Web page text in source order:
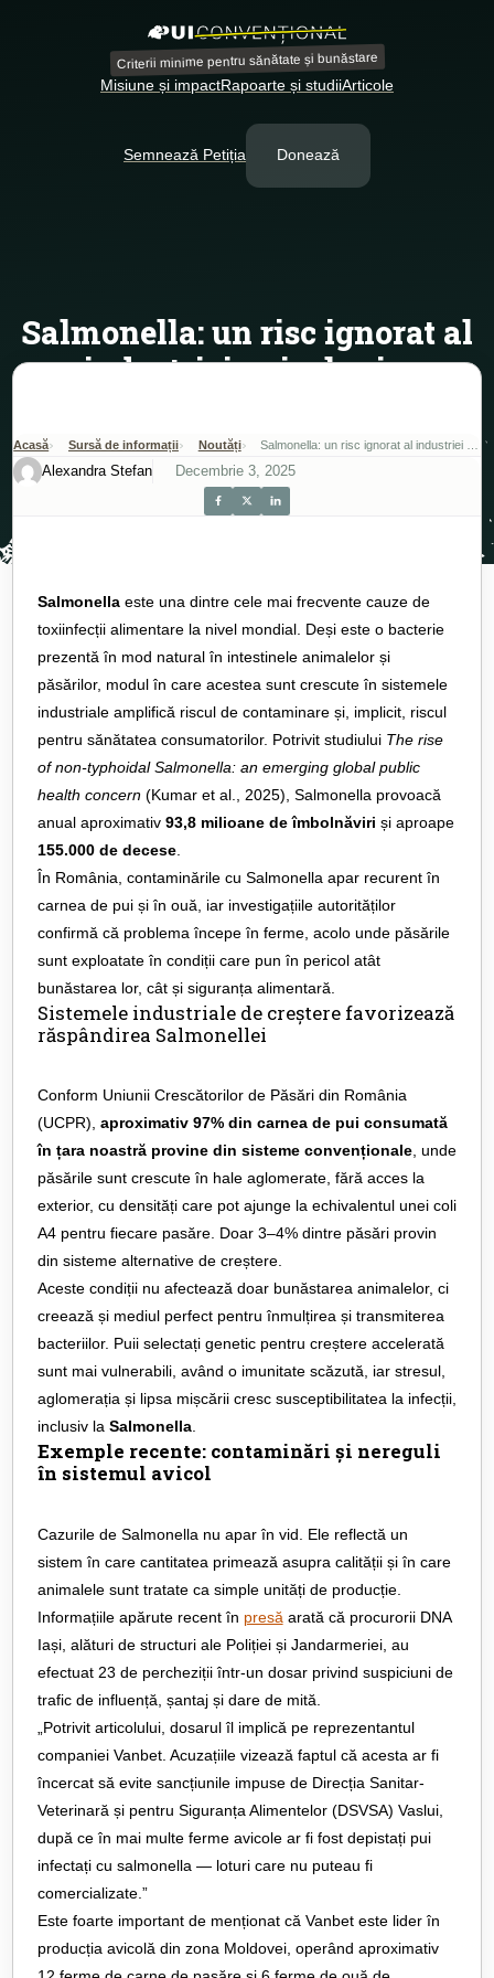
Misiune și impactRapoarte și studiiArticole
Criterii minime pentru sănătate și bunăstare
Semnează Petiția Donează
Salmonella: un risc ignorat al
industriei avicole și o
alimentară
Acasă Sursă de informații Noutăți Salmonella: un risc ignorat al industriei avicole și o problemă reală de siguranță alimentară
Alexandra Stefan Decembrie 3, 2025
Salmonellaeste una dintre cele mai frecvente cauze de
toxiinfecții alimentare la nivel mondial. Deși este o bacterie
prezentă în mod natural în intestinele animalelor și
păsărilor, modul în care acestea sunt crescute în sistemele
industriale amplifică riscul de contaminare și, implicit, riscul
pentru sănătatea consumatorilor. Potrivit studiului The rise
of non-typhoidal Salmonella: an emerging global public
health concern(Kumar et al., 2025), Salmonella provoacă
anual aproximativ 93,8 milioane de îmbolnăviri și aproape
155.000 de decese.
În România, contaminările cu Salmonella apar recurent în
carnea de pui și în ouă, iar investigațiile autorităților
confirmă că problema începe în ferme, acolo unde păsările
sunt exploatate în condiții care pun în pericol atât
bunăstarea lor, cât și siguranța alimentară.
Sistemele industriale de creștere favorizează
răspândirea Salmonellei
Conform Uniunii Crescătorilor de Păsări din România
(UCPR), aproximativ 97% din carnea de pui consumată
în țara noastră provine din sisteme convenționale, unde
păsările sunt crescute în hale aglomerate, fără acces la
exterior, cu densități care pot ajunge la echivalentul unei coli
A4 pentru fiecare pasăre. Doar 3–4% dintre păsări provin
din sisteme alternative de creștere.
Aceste condiții nu afectează doar bunăstarea animalelor, ci
creează și mediul perfect pentru înmulțirea și transmiterea
bacteriilor. Puii selectați genetic pentru creștere accelerată
sunt mai vulnerabili, având o imunitate scăzută, iar stresul,
aglomerația și lipsa mișcării cresc susceptibilitatea la infecții,
inclusiv la Salmonella.
Exemple recente: contaminări și nereguli
în sistemul avicol
Cazurile de Salmonella nu apar în vid. Ele reflectă un
sistem în care cantitatea primează asupra calității și în care
animalele sunt tratate ca simple unități de producție.
Informațiile apărute recent în presă arată că procurorii DNA
Iași, alături de structuri ale Poliției și Jandarmeriei, au
efectuat 23 de percheziții într-un dosar privind suspiciuni de
trafic de influență, șantaj și dare de mită.
„Potrivit articolului, dosarul îl implică pe reprezentantul
companiei Vanbet. Acuzațiile vizează faptul că acesta ar fi
încercat să evite sancțiunile impuse de Direcția Sanitar-
Veterinară și pentru Siguranța Alimentelor (DSVSA) Vaslui,
după ce în mai multe ferme avicole ar fi fost depistați pui
infectați cu salmonella — loturi care nu puteau fi
comercializate.”
Este foarte important de menționat că Vanbet este lider în
producția avicolă din zona Moldovei, operând aproximativ